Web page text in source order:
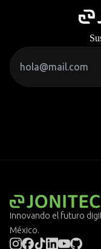
Innovando el futuro
México.